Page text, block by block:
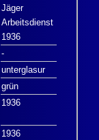
Jäger
Arbeitsdienst
1936
-
unterglasur
grün
1936
1936